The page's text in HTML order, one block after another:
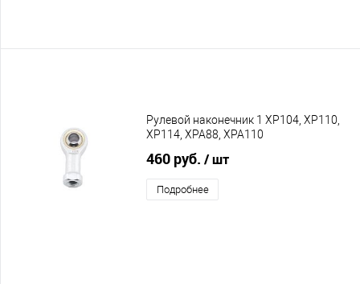
Рулевой наконечник 1 XP104, XP110,
XP114, XPA88, XPA110
460 руб. / шт
Подробнее